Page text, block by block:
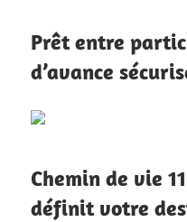
Prêt entre
d’avance
Chemin de vie
définit votre